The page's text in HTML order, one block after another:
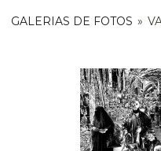
GALERIAS DE FOTOS »